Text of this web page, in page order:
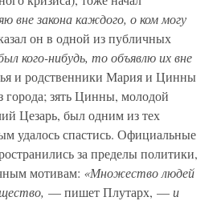
вне закона каждого, о ком могу
он в одной из публичных
кого-нибудь, то объявлю их вне
и родственники Мария и Цинны
города; зять Цинны, молодой
Цезарь, был одним из тех
удалось спастись. Официальные
за пределы политики,
мотивам: «Множество людей
— пишет Плутарх, —и